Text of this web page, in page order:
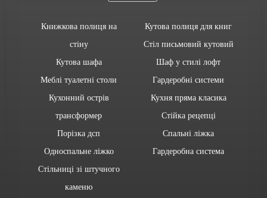
Книжкова полиця на
стіну
Кутова шафа
Меблі туалетні столи
Кухонний острів
трансформер
Порізка дсп
Односпальне ліжко
Стільниці зі штучного
каменю
Кутова полиця для книг
Стіл письмовий кутовий
Шаф у стилі лофт
Гардеробні системи
Кухня пряма класика
Стійка рецепці
Спальні ліжка
Гардеробна система